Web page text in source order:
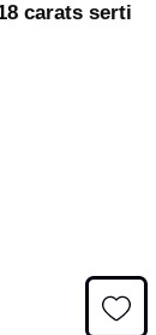
carats serti